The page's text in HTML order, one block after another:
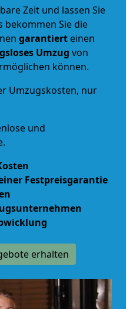
Zeit und lassen Sie
bekommen Sie die
garantiert einen
Umzug von
können.
Umzugskosten, nur
und
Festpreisgarantie
erhalten